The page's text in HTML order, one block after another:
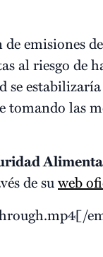
emisiones de
al riesgo de
se
tomando las
de suweb